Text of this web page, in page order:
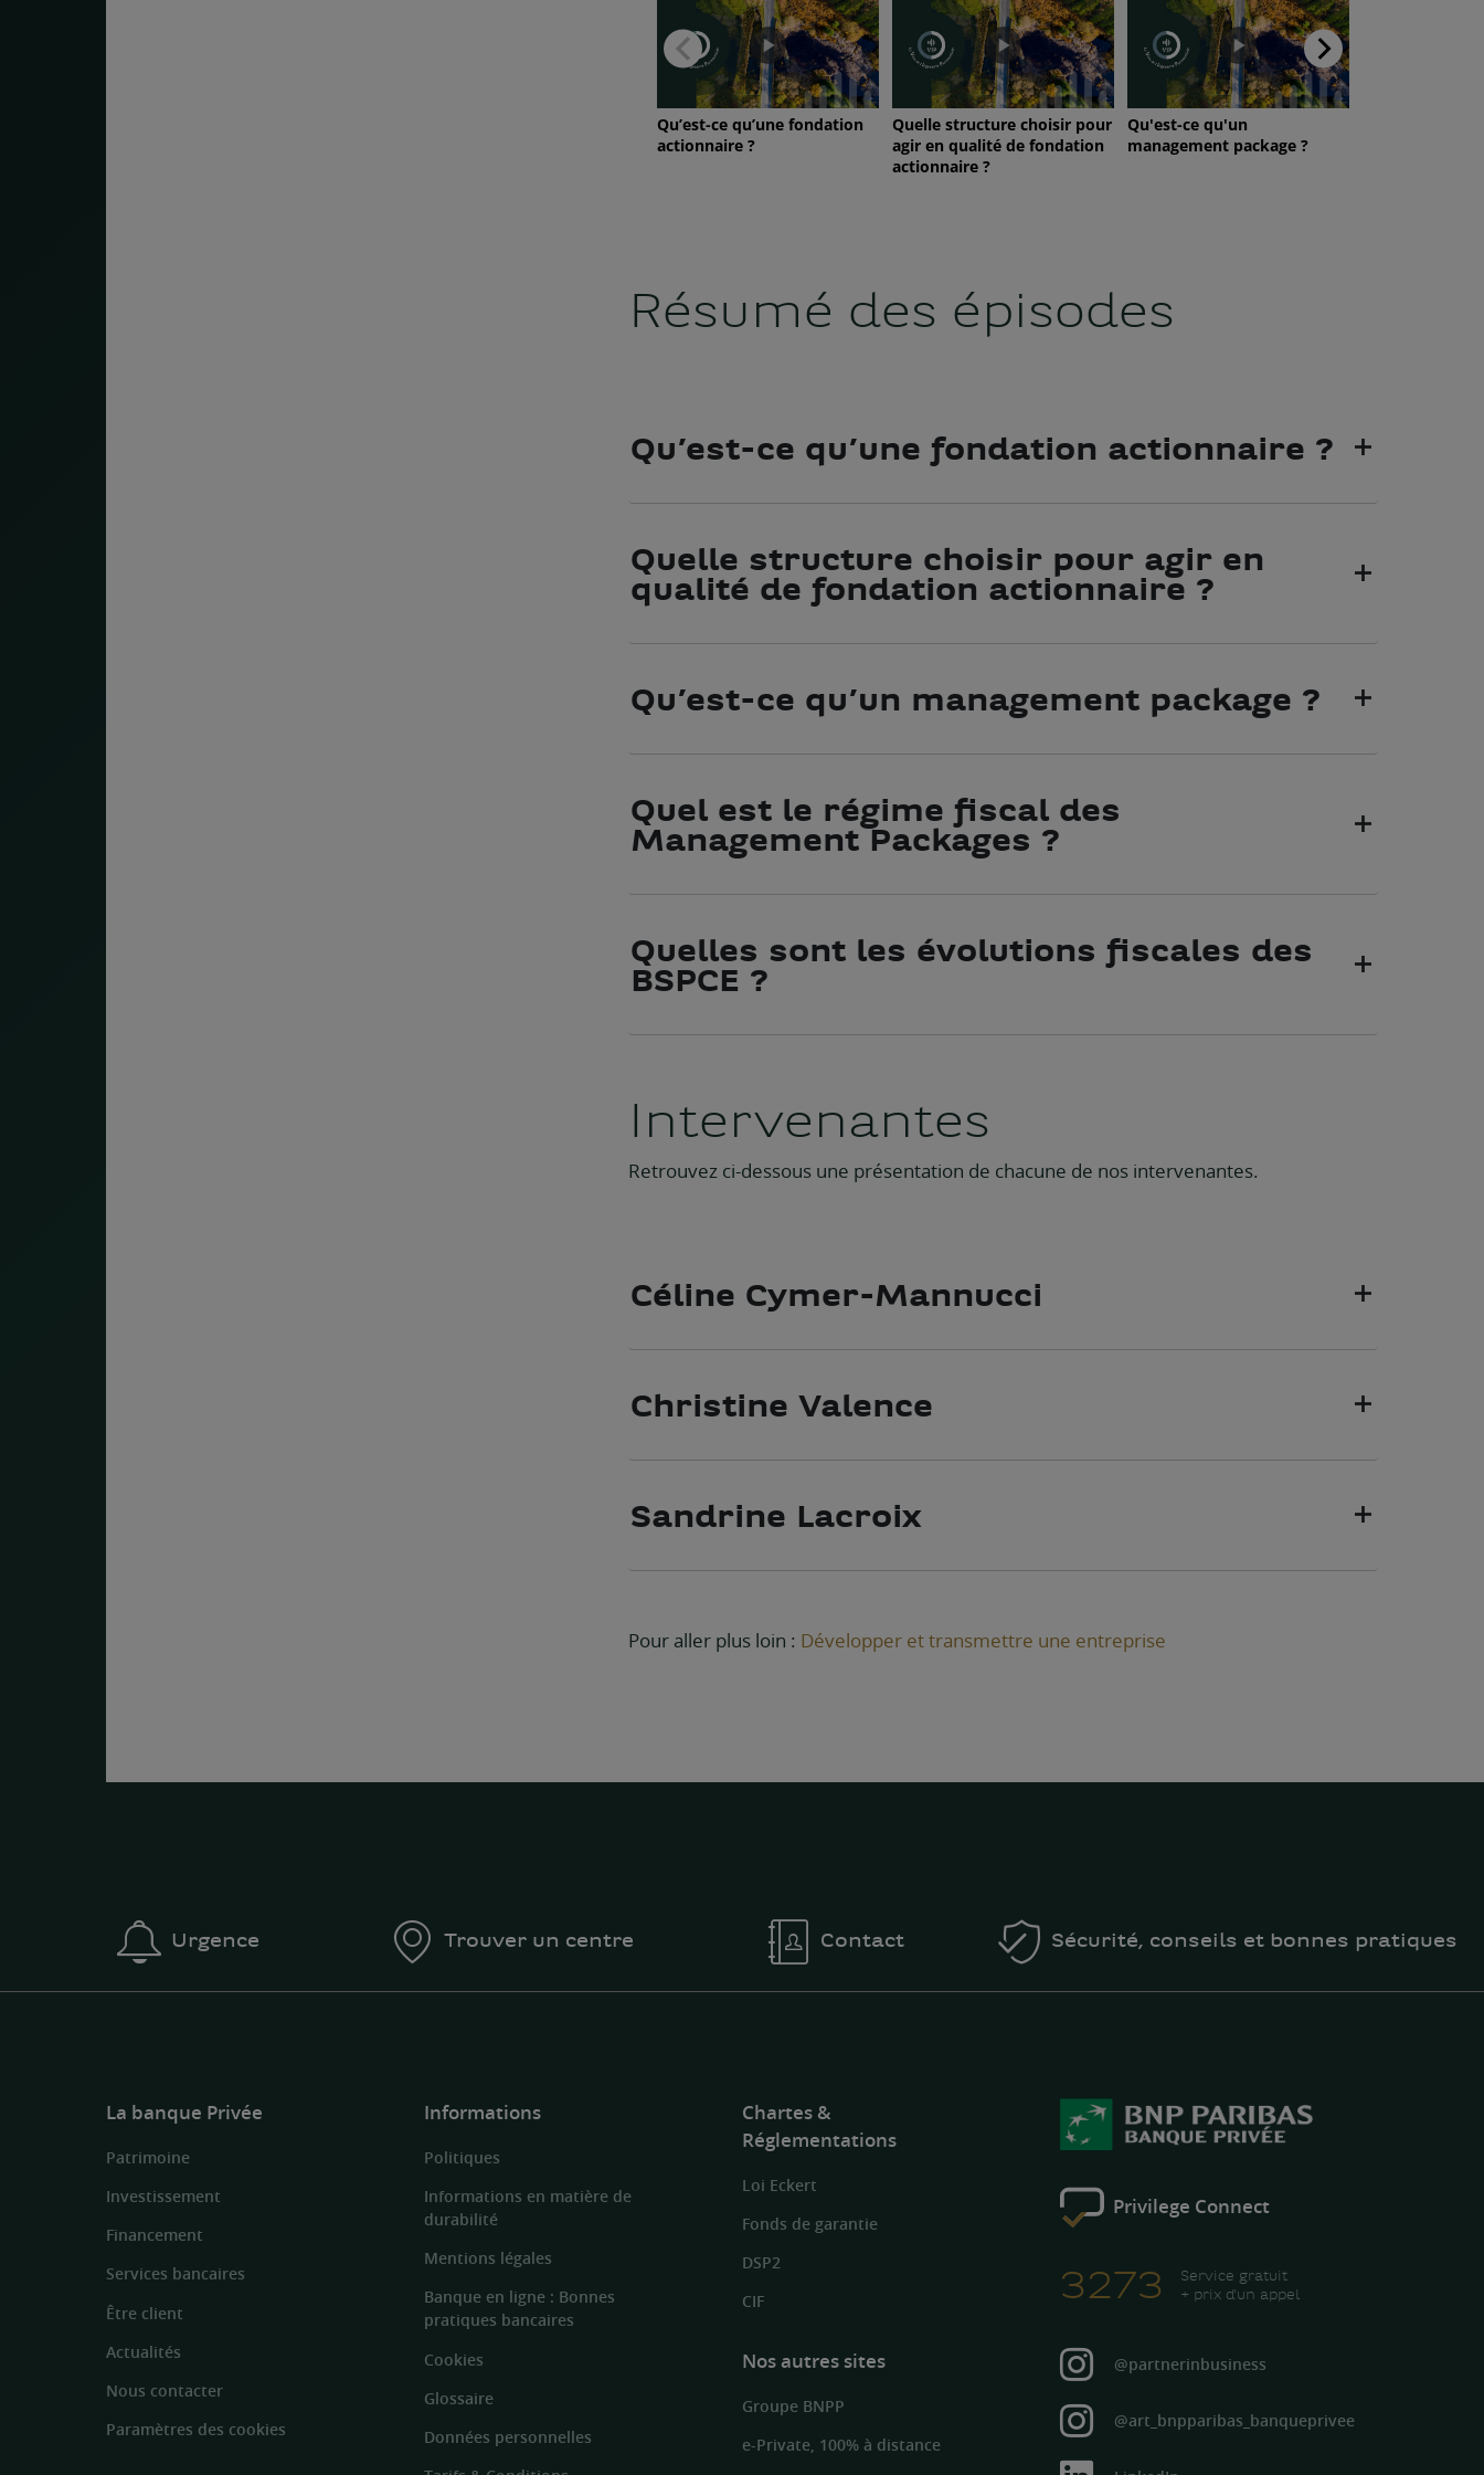
Résumé des épisodes
Qu’est-ce qu’une fondation actionnaire ?
Quelle structure choisir pour agir en
qualité de fondation actionnaire ?
Qu’est-ce qu’un management package ?
Quel est le régime fiscal des
Management Packages ?
Quelles sont les évolutions fiscales des
BSPCE ?
Intervenantes
Retrouvez ci-dessous une présentation de chacune de nos intervenantes.
Céline Cymer-Mannucci
Christine Valence
Sandrine Lacroix
Pour aller plus loin : Développer et transmettre une entreprise
Urgence Trouver un centre Contact Sécurité, conseils et bonnes pratiques
La banque Privée
Patrimoine
Investissement
Financement
Services bancaires
Être client
Actualités
Nous contacter
Paramètres des cookies
Informations
Politiques
Informations en matière de
durabilité
Mentions légales
Banque en ligne : Bonnes
pratiques bancaires
Cookies
Glossaire
Données personnelles
Chartes &
Réglementations
Loi Eckert
Fonds de garantie
DSP2
CIF
Nos autres sites
Groupe BNPP
e-Private, 100% à distance
Privilege Connect
3273
Service gratuit
+ prix d'un appel
Instagram
@partnerinbusiness
Instagram
@art_bnpparibas_banqueprivee